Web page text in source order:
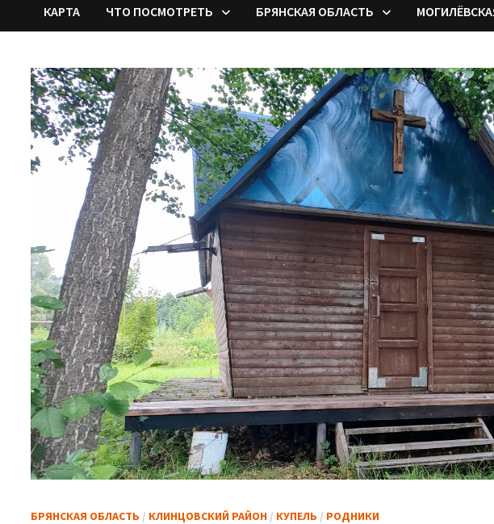
КАРТА ЧТО ПОСМОТРЕТЬ БРЯНСКАЯ ОБЛАСТЬ
БРЯНСКАЯ ОБЛАСТЬ / КЛИНЦОВСКИЙ РАЙОН / КУПЕЛЬ / РОДНИКИ